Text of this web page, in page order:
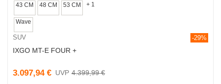
43 CM 48 CM 53 CM + 1
Wave
SUV -29%
IXGO MT-E FOUR +
3.097,94 € 4.399,99 €